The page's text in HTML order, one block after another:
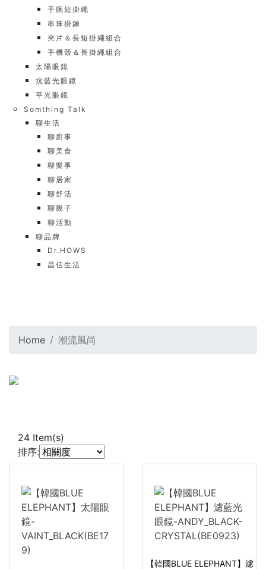
手腕短掛繩
串珠掛鍊
夾片＆長短掛繩組合
手機殼＆長掛繩組合
太陽眼鏡
抗藍光眼鏡
平光眼鏡
Somthing Talk
聊生活
聊廚事
聊美食
聊樂事
聊居家
聊舒活
聊親子
聊活動
聊品牌
Dr.HOWS
昌信生活
Home 潮流風尚
24 Item(s)
排序:
【韓國BLUE ELEPHANT】濾